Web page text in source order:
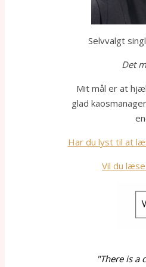
Selvvalgt
Det
Mit mål er at
glad
Har du lyst til at
Vil du
"There is a